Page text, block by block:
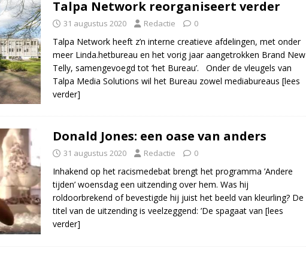
Talpa Network reorganiseert verder
31 augustus 2020 Redactie 0
Talpa Network heeft z’n interne creatieve afdelingen, met onder
meer Linda.hetbureau en het vorig jaar aangetrokken Brand New
Telly, samengevoegd tot ‘het Bureau’. Onder de vleugels van
Talpa Media Solutions wil het Bureau zowel mediabureaus [lees
verder]
Donald Jones: een oase van anders
31 augustus 2020 Redactie 0
Inhakend op het racismedebat brengt het programma ’Andere
tijden’ woensdag een uitzending over hem. Was hij
roldoorbrekend of bevestigde hij juist het beeld van kleurling? De
titel van de uitzending is veelzeggend: ’De spagaat van [lees
verder]